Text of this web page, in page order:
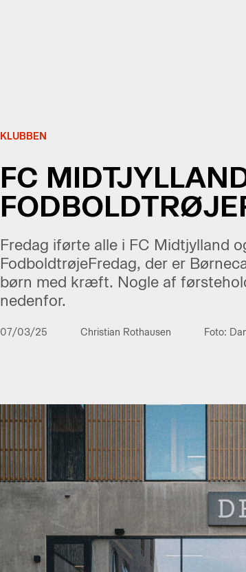
KLUBBEN
FC
Fredag iførte alle i FC Midtjylland
FodboldtrøjeFredag, der er
børn med kræft. Nogle af
nedenfor.
07/03/25 Christian Rothausen Foto: